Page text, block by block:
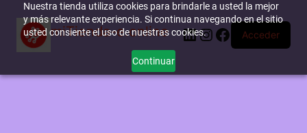
Nuestra tienda utiliza cookies para brindarle a usted la mejor
y más relevante experiencia. Si continua navegando en el sitio
usted consiente el uso de nuestras cookies.
Continuar
miTienda-e.online LinkedIn
Instagram
Facebook
Acceder